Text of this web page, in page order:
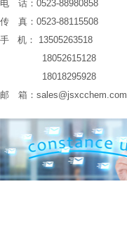
电 话：0523-88980858
传 真：0523-88115508
手 机： 13505263518
18052615128
18018295928
邮 箱： sales@jsxcchem.com